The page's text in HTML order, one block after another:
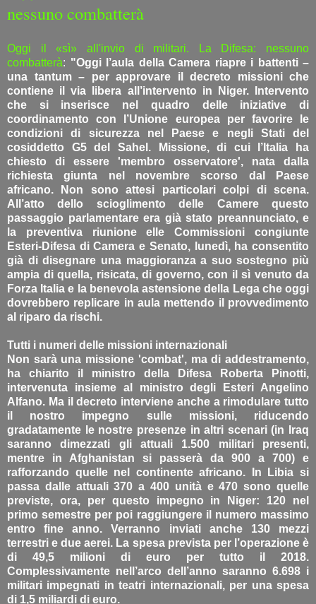
nessuno combatterà
Oggi il «sì» all'invio di militari. La Difesa: nessuno
combatterà: "Oggi l’aula della Camera riapre i battenti –
una tantum – per approvare il decreto missioni che
contiene il via libera all’intervento in Niger. Intervento
che si inserisce nel quadro delle iniziative di
coordinamento con l’Unione europea per favorire le
condizioni di sicurezza nel Paese e negli Stati del
cosiddetto G5 del Sahel. Missione, di cui l’Italia ha
chiesto di essere 'membro osservatore', nata dalla
richiesta giunta nel novembre scorso dal Paese
africano. Non sono attesi particolari colpi di scena.
All’atto dello scioglimento delle Camere questo
passaggio parlamentare era già stato preannunciato, e
la preventiva riunione elle Commissioni congiunte
Esteri-Difesa di Camera e Senato, lunedì, ha consentito
già di disegnare una maggioranza a suo sostegno più
ampia di quella, risicata, di governo, con il sì venuto da
Forza Italia e la benevola astensione della Lega che oggi
dovrebbero replicare in aula mettendo il provvedimento
al riparo da rischi.
Tutti i numeri delle missioni internazionali
Non sarà una missione 'combat', ma di addestramento,
ha chiarito il ministro della Difesa Roberta Pinotti,
intervenuta insieme al ministro degli Esteri Angelino
Alfano. Ma il decreto interviene anche a rimodulare tutto
il nostro impegno sulle missioni, riducendo
gradatamente le nostre presenze in altri scenari (in Iraq
saranno dimezzati gli attuali 1.500 militari presenti,
mentre in Afghanistan si passerà da 900 a 700) e
rafforzando quelle nel continente africano. In Libia si
passa dalle attuali 370 a 400 unità e 470 sono quelle
previste, ora, per questo impegno in Niger: 120 nel
primo semestre per poi raggiungere il numero massimo
entro fine anno. Verranno inviati anche 130 mezzi
terrestri e due aerei. La spesa prevista per l’operazione è
di 49,5 milioni di euro per tutto il 2018.
Complessivamente nell’arco dell’anno saranno 6.698 i
militari impegnati in teatri internazionali, per una spesa
di 1,5 miliardi di euro.